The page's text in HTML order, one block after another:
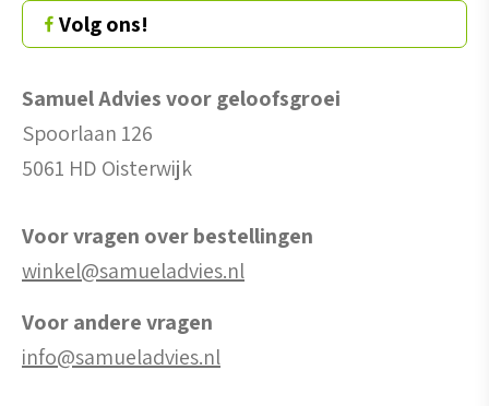
Volg ons!
Samuel Advies voor geloofsgroei
Spoorlaan 126
5061 HD Oisterwijk
Voor vragen over bestellingen
winkel@samueladvies.nl
Voor andere vragen
info@samueladvies.nl